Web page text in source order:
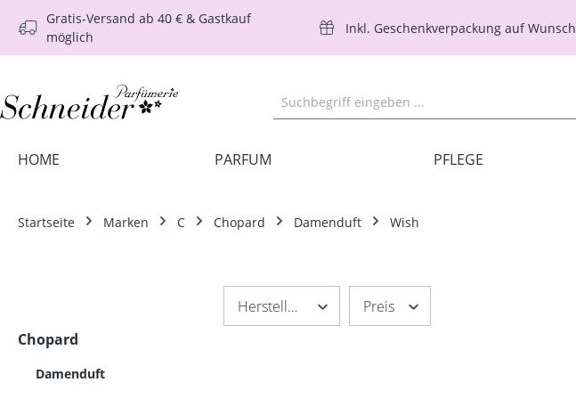
Hauptinhalt springen
Zur Suche springen
Zur Hauptnavigation springen
Gratis-Versand ab 40 € & Gastkauf
möglich
Inkl. Geschenkverpackung auf Wunsch
HOME PARFUM PFLEGE
Startseite Marken C Chopard Damenduft Wish
Chopard
Damenduft
Hersteller Preis